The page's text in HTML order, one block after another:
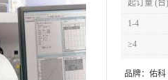
起订量 (台)
1-4
≥4
品牌： 佑科